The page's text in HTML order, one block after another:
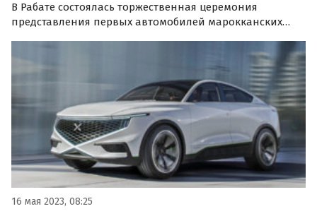
В Рабате состоялась торжественная церемония
представления первых автомобилей марокканских
Neo Motors, который напоминает модели Jeep, а также
прототип кроссовера NamX с водородным двигателем.
16 мая 2023, 08:25